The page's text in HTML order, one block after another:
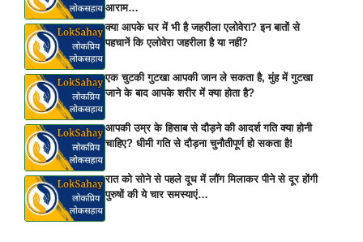
आराम…
क्या आपके घर में भी है जहरीला एलोवेरा? इन बातों से
पहचानें कि एलोवेरा जहरीला है या नहीं?
एक चुटकी गुटखा आपकी जान ले सकता है, मुंह में गुटखा
जाने के बाद आपके शरीर में क्या होता है?
आपकी उम्र के हिसाब से दौड़ने की आदर्श गति क्या होनी
चाहिए? धीमी गति से दौड़ना चुनौतीपूर्ण हो सकता है!
रात को सोने से पहले दूध में लौंग मिलाकर पीने से दूर होंगी
पुरुषों की ये चार समस्याएं…